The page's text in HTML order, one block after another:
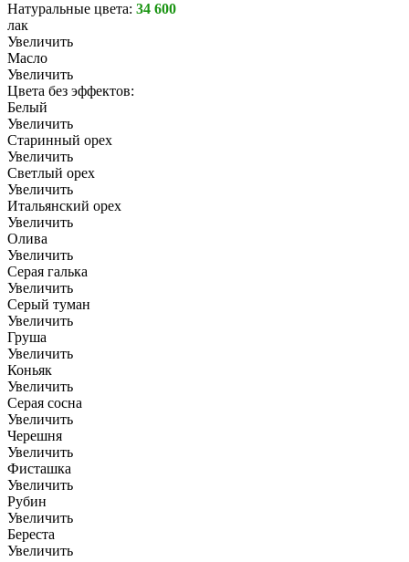
Натуральные цвета: 34 600
лак
Увеличить
Масло
Увеличить
Цвета без эффектов:
Белый
Увеличить
Старинный орех
Увеличить
Светлый орех
Увеличить
Итальянский орех
Увеличить
Олива
Увеличить
Серая галька
Увеличить
Серый туман
Увеличить
Груша
Увеличить
Коньяк
Увеличить
Серая сосна
Увеличить
Черешня
Увеличить
Фисташка
Увеличить
Рубин
Увеличить
Береста
Увеличить